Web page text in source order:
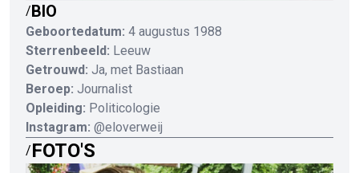
/BIO
Geboortedatum: 4 augustus 1988
Sterrenbeeld: Leeuw
Getrouwd: Ja, met Bastiaan
Beroep: Journalist
Opleiding: Politicologie
Instagram: @eloverweij
/FOTO'S